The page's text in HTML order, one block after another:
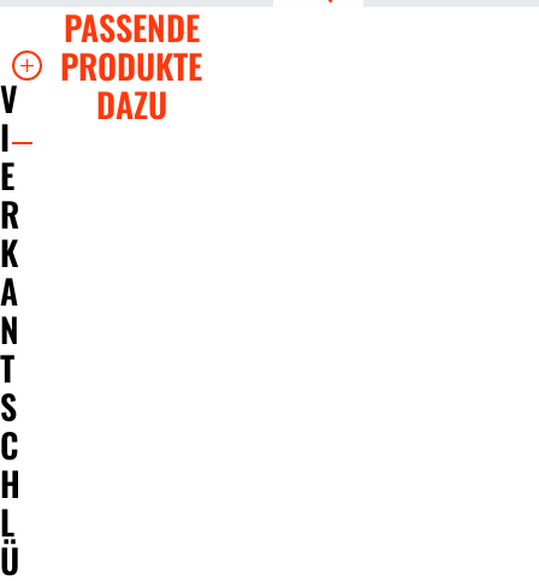
V
I
E
R
K
A
N
T
S
C
H
L
Ü
PASSENDE
PRODUKTE
DAZU